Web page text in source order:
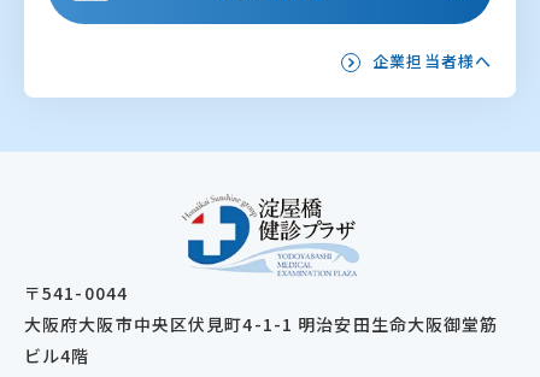
企業担当者様へ
〒541-0044
大阪府大阪市中央区伏見町4-1-1 明治安田生命大阪御堂筋
ビル4階